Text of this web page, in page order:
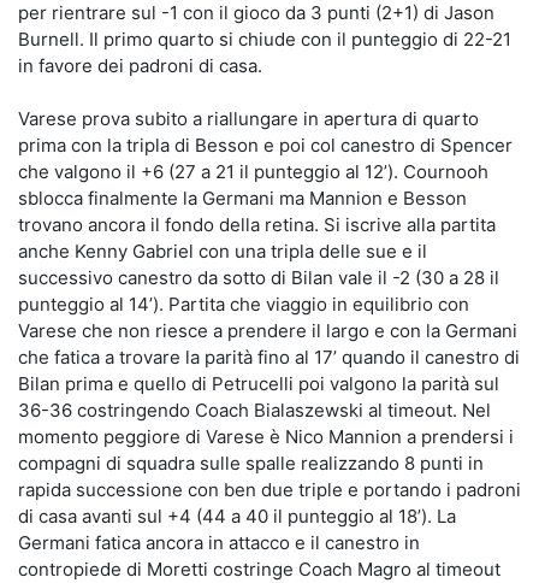
per rientrare sul -1 con il gioco da 3 punti (2+1) di Jason
Burnell. Il primo quarto si chiude con il punteggio di 22-21
in favore dei padroni di casa.
Varese prova subito a riallungare in apertura di quarto
prima con la tripla di Besson e poi col canestro di Spencer
che valgono il +6 (27 a 21 il punteggio al 12’). Cournooh
sblocca finalmente la Germani ma Mannion e Besson
trovano ancora il fondo della retina. Si iscrive alla partita
anche Kenny Gabriel con una tripla delle sue e il
successivo canestro da sotto di Bilan vale il -2 (30 a 28 il
punteggio al 14’). Partita che viaggio in equilibrio con
Varese che non riesce a prendere il largo e con la Germani
che fatica a trovare la parità fino al 17’ quando il canestro di
Bilan prima e quello di Petrucelli poi valgono la parità sul
36-36 costringendo Coach Bialaszewski al timeout. Nel
momento peggiore di Varese è Nico Mannion a prendersi i
compagni di squadra sulle spalle realizzando 8 punti in
rapida successione con ben due triple e portando i padroni
di casa avanti sul +4 (44 a 40 il punteggio al 18’). La
Germani fatica ancora in attacco e il canestro in
contropiede di Moretti costringe Coach Magro al timeout